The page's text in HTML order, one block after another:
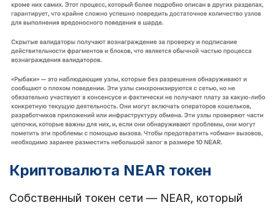
Криптовалюта NEAR токен
Собственный токен сети — NEAR, который